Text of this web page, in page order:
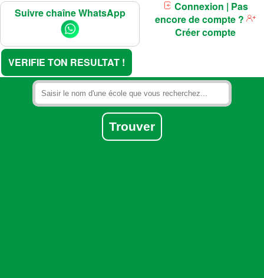
Suivre chaîne WhatsApp
VERIFIE TON RESULTAT !
Connexion | Pas
encore de compte ?
Créer compte